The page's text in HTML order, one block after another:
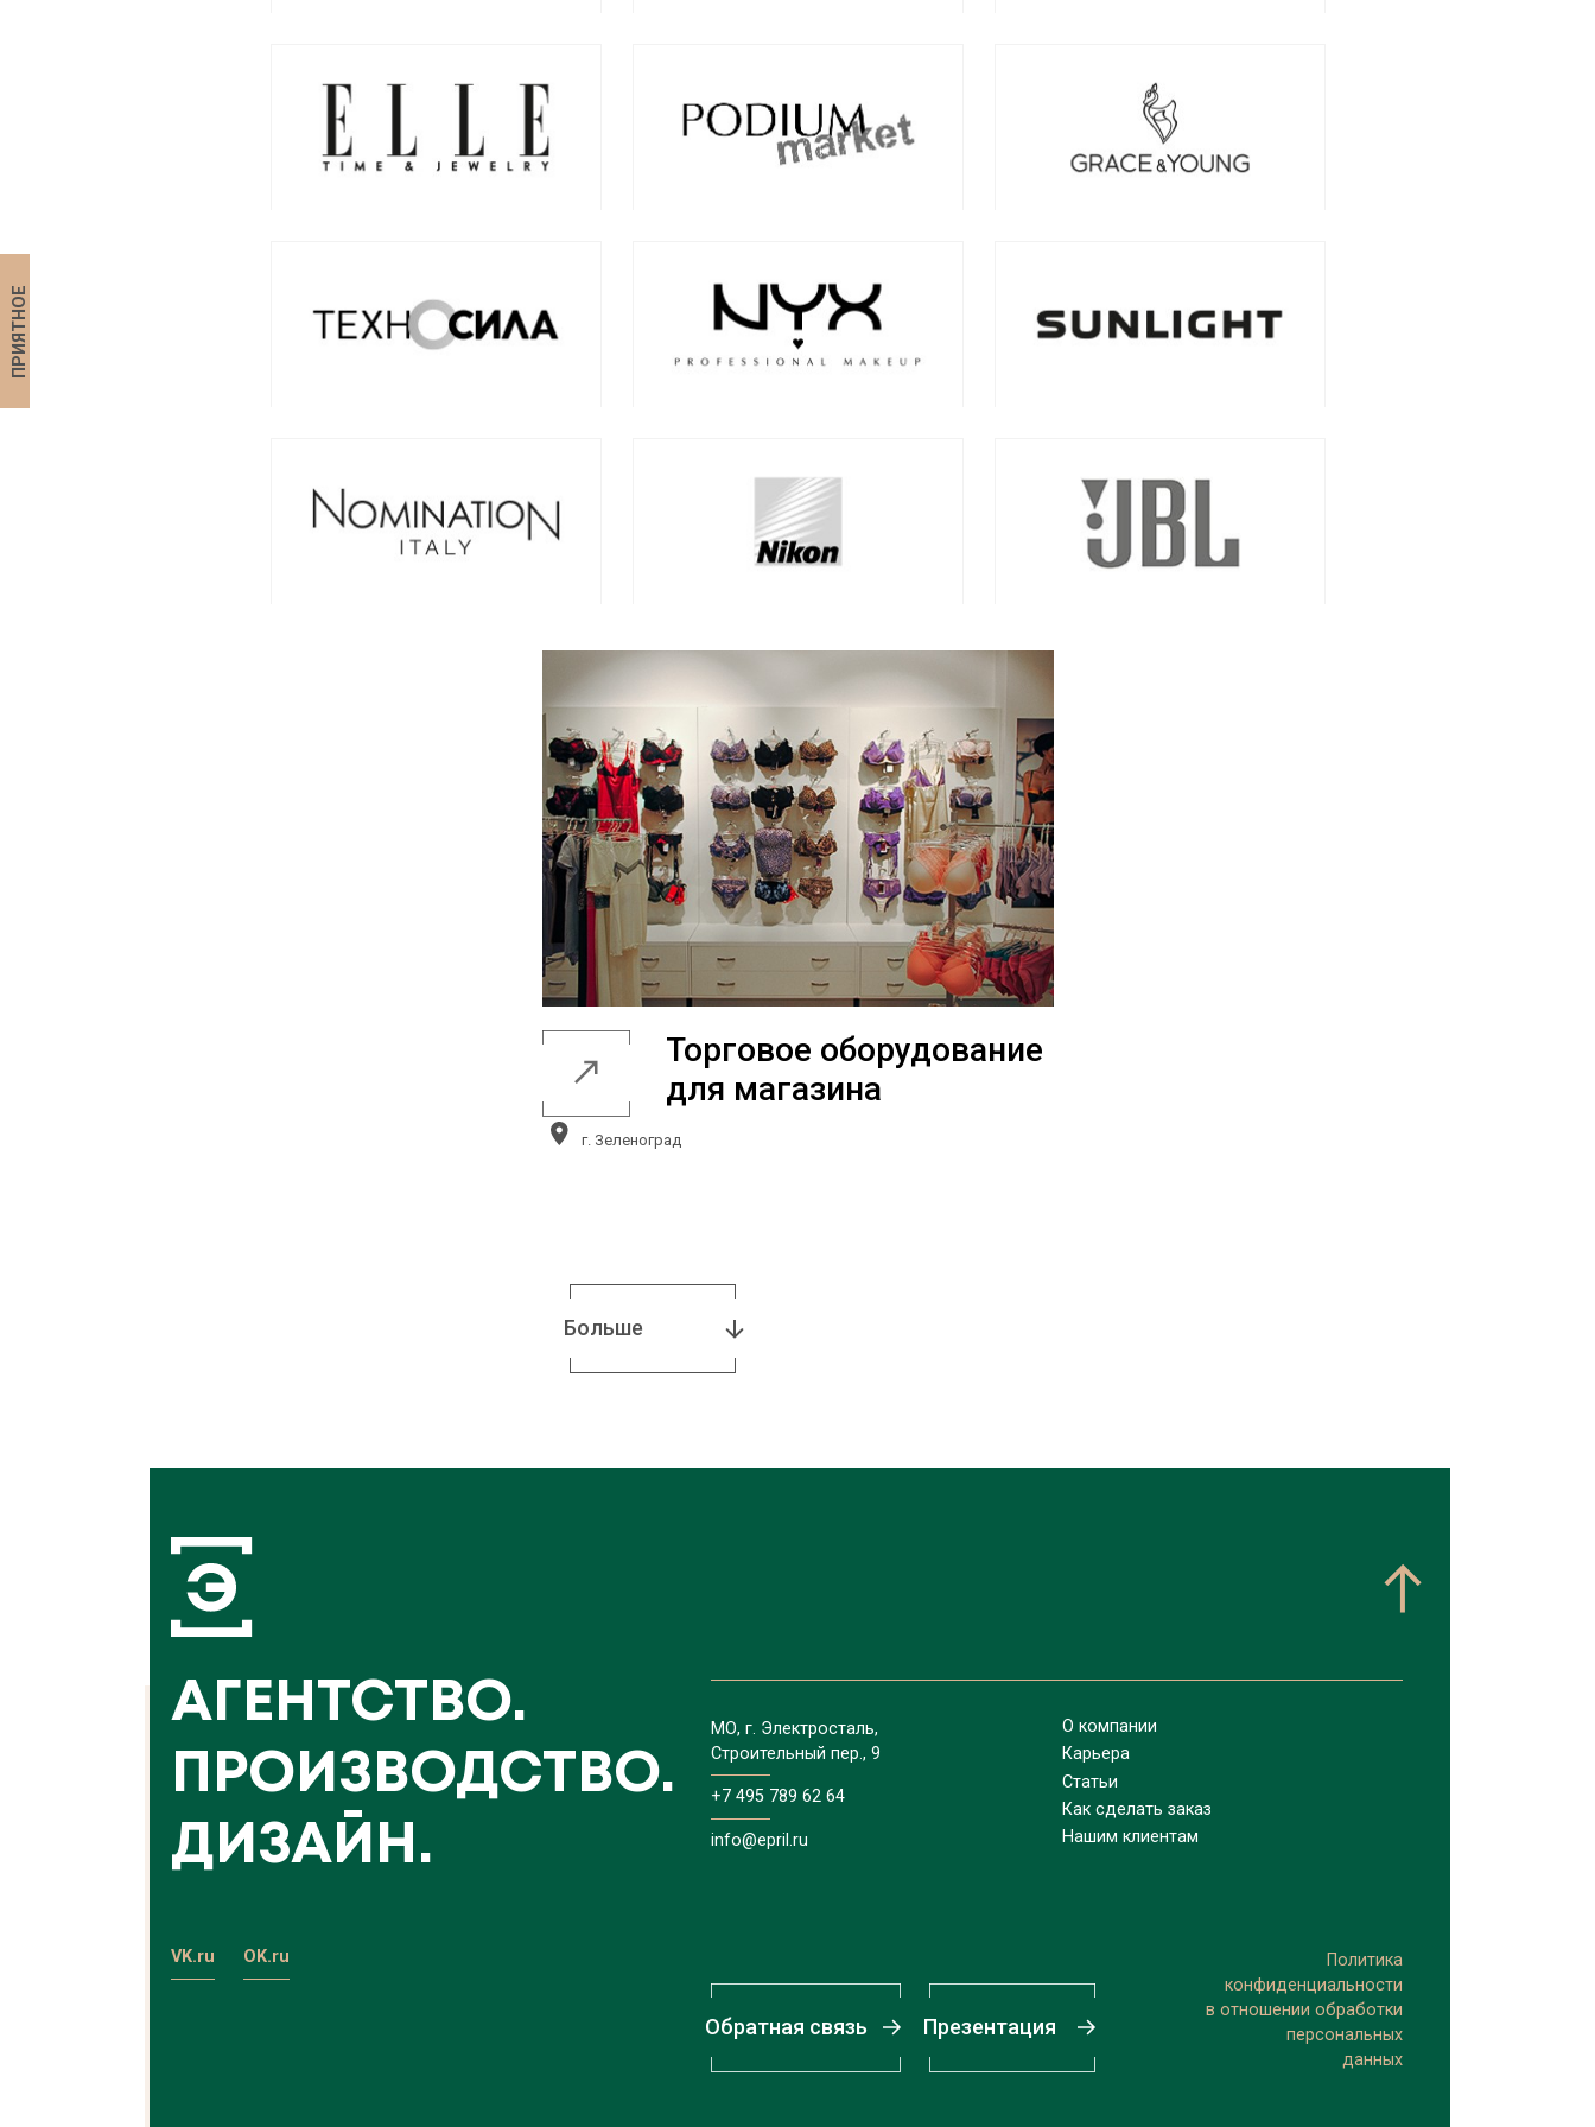
ПРИЯТНОЕ
Торговое оборудование
для магазина
г. Зеленоград
Больше
АГЕНТСТВО.
ПРОИЗВОДСТВО.
ДИЗАЙН.
VK.ru OK.ru
МО, г. Электросталь,
Строительный пер., 9
+7 495 789 62 64
info@epril.ru
О компании
Карьера
Статьи
Как сделать заказ
Нашим клиентам
Обратная связь Презентация
Политика
конфиденциальности
в отношении обработки
персональных
данных